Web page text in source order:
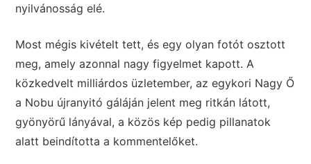
nyilvánosság elé.
Most mégis kivételt tett, és egy olyan fotót osztott
meg, amely azonnal nagy figyelmet kapott. A
közkedvelt milliárdos üzletember, az egykori Nagy Ő
a Nobu újranyitó gáláján jelent meg ritkán látott,
gyönyörű lányával, a közös kép pedig pillanatok
alatt beindította a kommentelőket.